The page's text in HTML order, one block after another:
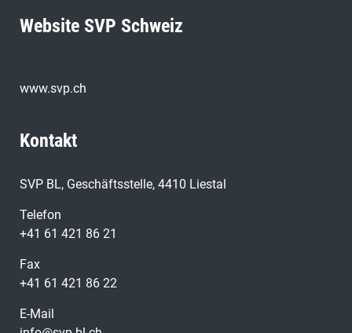
Website SVP Schweiz
www.svp.ch
Kontakt
SVP BL, Geschäftsstelle, 4410 Liestal
Telefon
+41 61 421 86 21
Fax
+41 61 421 86 22
E-Mail